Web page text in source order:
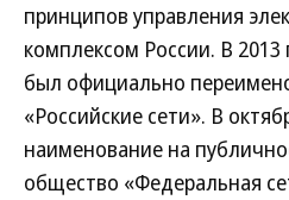
принципов управления
комплексом России. В
был официально
«Российские сети». В
наименование на
общество «Федеральная